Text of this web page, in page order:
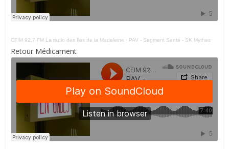
CFIM 92,7 FM La radio des Iles de la Madeleine · PAV - Segment Santé - SK Mythes
Retour Médicament